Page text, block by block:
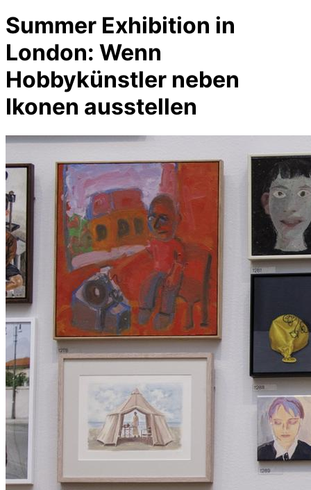
Summer Exhibition in
London: Wenn
Hobbykünstler neben
Ikonen ausstellen